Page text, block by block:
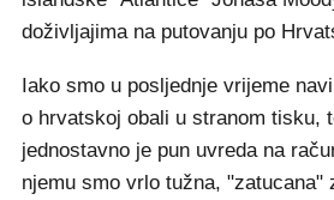
doživljajima na putovanju po
Iako smo u posljednje vrijeme
o hrvatskoj obali u stranom tisku,
jednostavno je pun uvreda na
njemu smo vrlo tužna, "zatucana"